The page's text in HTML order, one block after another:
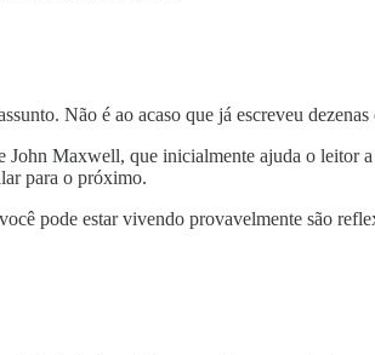
Não é ao acaso que já escreveu
Maxwell, que inicialmente ajuda o leitor
para o próximo.
pode estar vivendo provavelmente são